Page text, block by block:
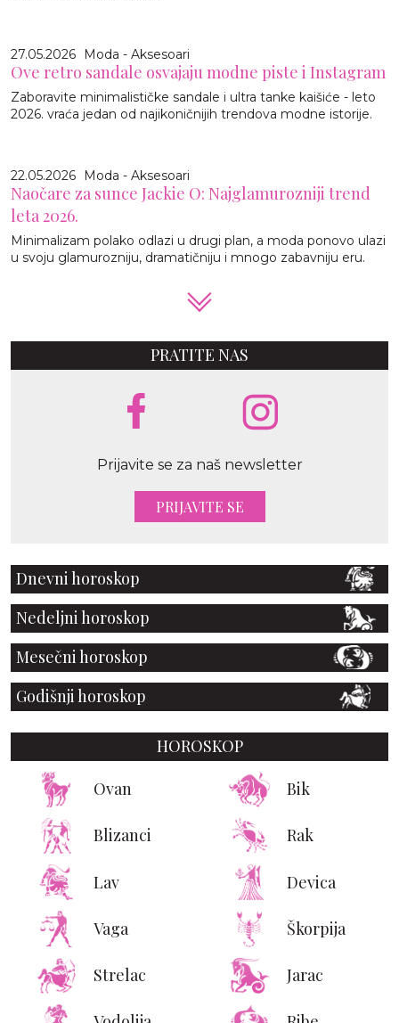
27.05.2026 Moda - Aksesoari
Ove retro sandale osvajaju modne piste i Instagram
Zaboravite minimalističke sandale i ultra tanke kaišiće - leto
2026. vraća jedan od najikoničnijih trendova modne istorije.
22.05.2026 Moda - Aksesoari
Naočare za sunce Jackie O: Najglamurozniji trend
leta 2026.
Minimalizam polako odlazi u drugi plan, a moda ponovo ulazi
u svoju glamurozniju, dramatičniju i mnogo zabavniju eru.
PRATITE NAS
Prijavite se za naš newsletter
PRIJAVITE SE
Dnevni horoskop
Nedeljni horoskop
Mesečni horoskop
Godišnji horoskop
HOROSKOP
Ovan Bik
Blizanci Rak
Lav Devica
Vaga Škorpija
Strelac Jarac